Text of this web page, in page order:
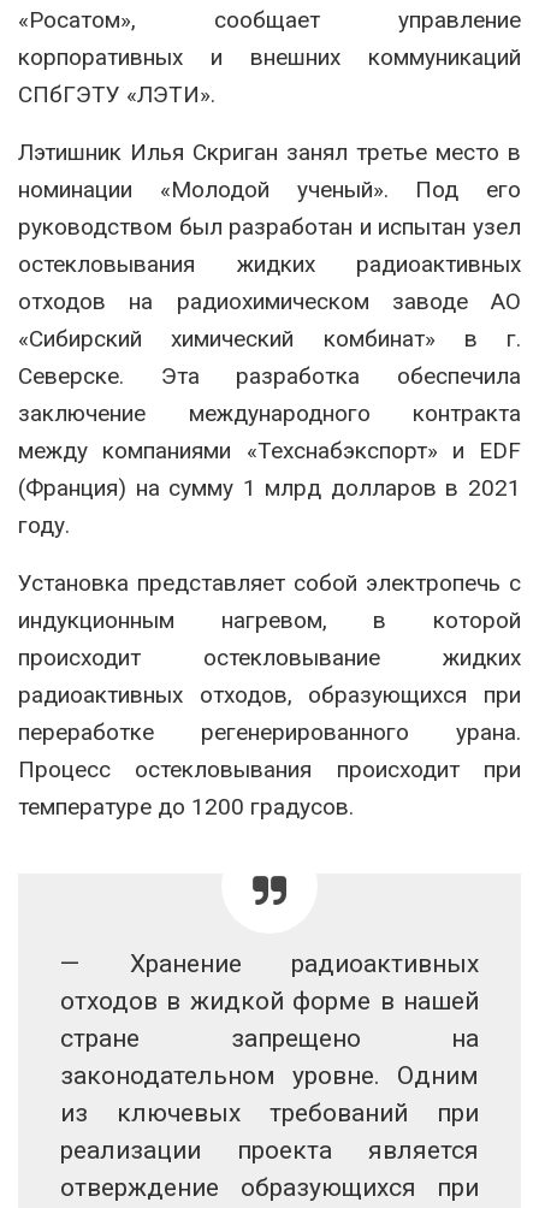
«Росатом», сообщает управление
корпоративных и внешних коммуникаций
СПбГЭТУ «ЛЭТИ».
Лэтишник Илья Скриган занял третье место в
номинации «Молодой ученый». Под его
руководством был разработан и испытан узел
остекловывания жидких радиоактивных
отходов на радиохимическом заводе АО
«Сибирский химический комбинат» в г.
Северске. Эта разработка обеспечила
заключение международного контракта
между компаниями «Техснабэкспорт» и EDF
(Франция) на сумму 1 млрд долларов в 2021
году.
Установка представляет собой электропечь с
индукционным нагревом, в которой
происходит остекловывание жидких
радиоактивных отходов, образующихся при
переработке регенерированного урана.
Процесс остекловывания происходит при
температуре до 1200 градусов.
— Хранение радиоактивных
отходов в жидкой форме в нашей
стране запрещено на
законодательном уровне. Одним
из ключевых требований при
реализации проекта является
отверждение образующихся при